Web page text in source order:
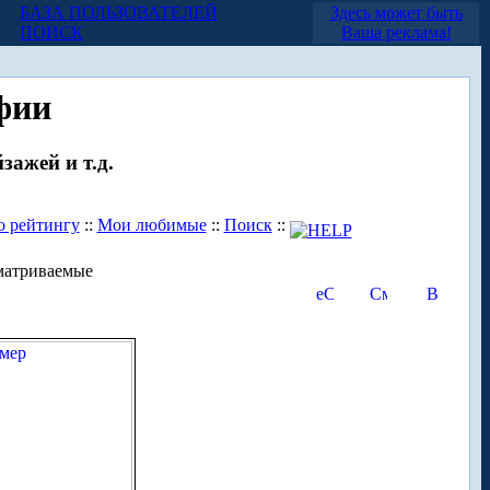
БАЗА ПОЛЬЗОВАТЕЛЕЙ
ПОИСК
Здесь может быть
Ваша реклама!
и т.д.
рейтингу:: Мои любимые:: Поиск::